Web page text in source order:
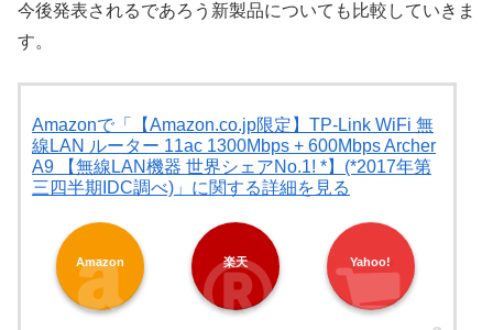
今後発表されるであろう新製品についても比較していきま
す。
Amazonで「【Amazon.co.jp限定】TP-Link WiFi 無
線LAN ルーター 11ac 1300Mbps + 600Mbps Archer
A9 【無線LAN機器 世界シェアNo.1! *】(*2017年第
三四半期IDC調べ)」に関する詳細を見る
Amazon 楽天 Yahoo!